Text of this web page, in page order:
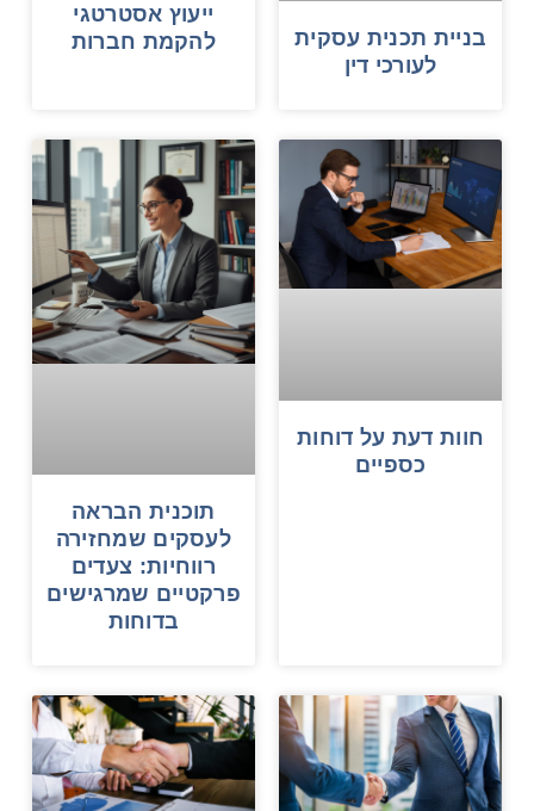
בניית תכנית עסקית
לעורכי דין
ייעוץ אסטרטגי
להקמת חברות
חוות דעת על דוחות
כספיים
תוכנית הבראה
לעסקים שמחזירה
רווחיות: צעדים
פרקטיים שמרגישים
בדוחות